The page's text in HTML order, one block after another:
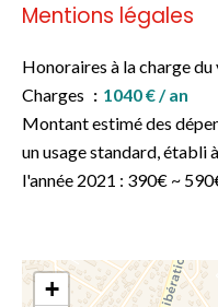
Mentions légales
Honoraires à la charge du
Charges
1040 € / an
Montant estimé des
un usage standard, établi
l'année 2021 : 390€ ~
+